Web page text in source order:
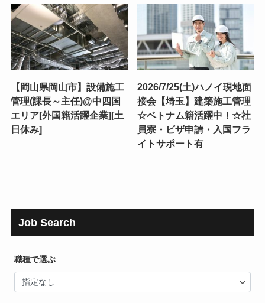
【岡山県岡山市】設備施工
管理(課長～主任)@中四国
エリア[外国籍活躍企業][土
日休み]
2026/7/25(土)ハノイ現地面
接会【埼玉】建築施工管理
☆ベトナム籍活躍中！☆社
員寮・ビザ申請・入国フラ
イトサポート有
Job Search
職種で選ぶ